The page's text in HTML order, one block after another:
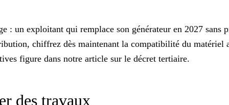
: un exploitant qui remplace son générateur en 2027
chiffrez dès maintenant la compatibilité du matériel
figure dans notre article sur le décret tertiaire.
des travaux